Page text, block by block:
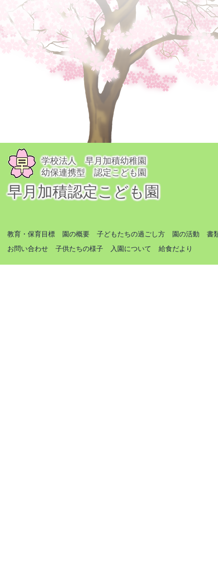
学校法人 早月加積幼稚園
幼保連携型 認定こども園
早月加積認定こども園
教育・保育目標 園の概要 子どもたちの過ごし方 園の活動
書
お問い合わせ
子供たちの様子 入園について 給食だより